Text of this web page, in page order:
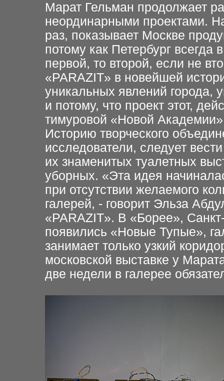
Марат Гельман продолжает
неординарными проектами.
раз, показывает Москве
потому как Петербург
первой, то второй, если не
«PARAZIT» в новейшей
уникальных явлений города,
и потому, что проект этот,
тимуровой «Новой
Историю творческого
исследователи, следует
их знаменитых туалетных
уборных. «Эта идея
при отсутствии желаемого
галерей, - говорит Эльза
«PARAZIT». В «Борее»,
появились «Новые Тупые»,
занимает только узкий
московской выставке у
две недели в галерее